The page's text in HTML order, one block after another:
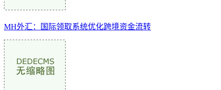
MH外汇：国际领取系统优化跨境资金流转